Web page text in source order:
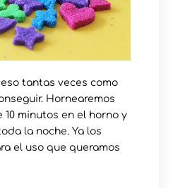
tantas veces como
Hornearemos
minutos en el horno y
la noche. Ya los
el uso que queramos